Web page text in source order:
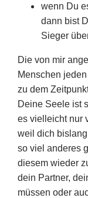
wenn Du
dann bist
Sieger
Die von mir
Menschen
zu dem
Deine Seele ist
es vielleicht nur
weil dich
so viel anderes
diesem wieder
dein Partner,
müssen oder